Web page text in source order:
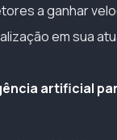
a ganhar
em sua
artificial